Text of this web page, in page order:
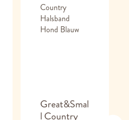
Great&Smal
l Country